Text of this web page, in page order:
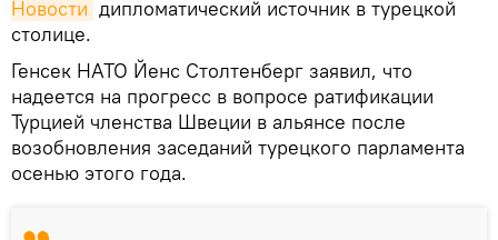
Новости дипломатический источник в турецкой
столице.
Генсек НАТО Йенс Столтенберг заявил, что
надеется на прогресс в вопросе ратификации
Турцией членства Швеции в альянсе после
возобновления заседаний турецкого парламента
осенью этого года.